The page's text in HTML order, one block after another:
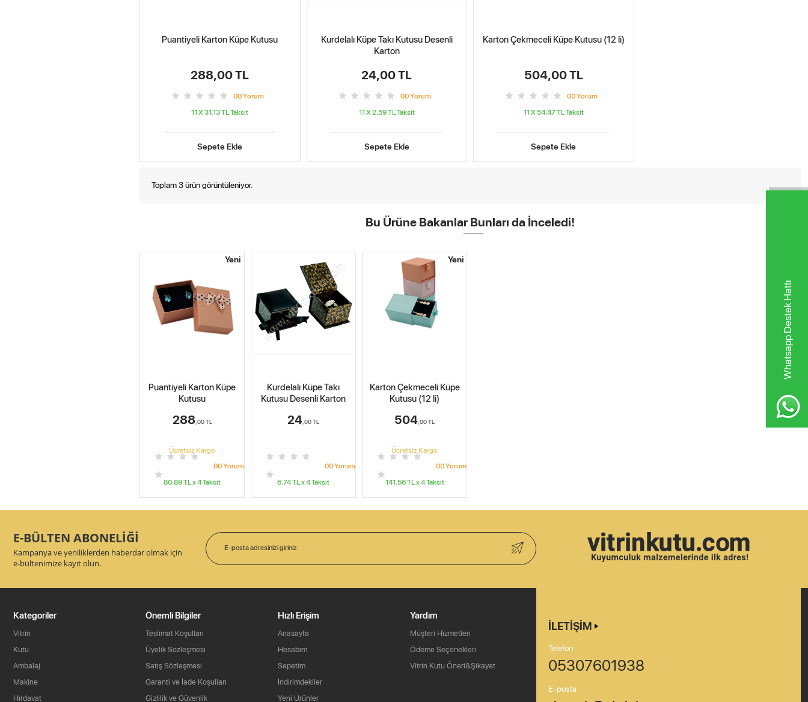
Whatsapp Destek Hattı
Puantiyeli Karton Küpe Kutusu
288,00 TL
00Yorum
11 X 31.13 TLTaksit
Sepete Ekle
Kurdelalı Küpe Takı Kutusu Desenli
Karton
24,00 TL
00Yorum
11 X 2.59 TLTaksit
Sepete Ekle
Karton Çekmeceli Küpe Kutusu (12 li)
504,00 TL
00Yorum
11 X 54.47 TLTaksit
Sepete Ekle
Toplam 3 ürün görüntüleniyor.
Bu Ürüne Bakanlar Bunları da İnceledi!
Yeni
Puantiyeli Karton Küpe
Kutusu
288,00TL
Ücretsiz Kargo
00Yorum
80.89TL x4Taksit
Kurdelalı Küpe Takı
Kutusu Desenli Karton
24,00TL
00Yorum
6.74TL x4Taksit
Yeni
Karton Çekmeceli Küpe
Kutusu (12 li)
504,00TL
Ücretsiz Kargo
00Yorum
141.56TL x4Taksit
E-BÜLTEN ABONELİĞİ
Kampanya ve yeniliklerden haberdar olmak için
e-bültenimize kayıt olun.
Kategoriler
Vitrin
Kutu
Ambalaj
Makine
Hırdavat
Önemli Bilgiler
Teslimat Koşulları
Üyelik Sözleşmesi
Satış Sözleşmesi
Garanti ve İade Koşulları
Gizlilik ve Güvenlik
Hızlı Erişim
Anasayfa
Hesabım
Sepetim
İndirimdekiler
Yeni Ürünler
Yardım
Müşteri Hizmetleri
Ödeme Seçenekleri
Vitrin Kutu Öneri&Şikayet
İLETIŞIM
Telefon
05307601938
E-posta